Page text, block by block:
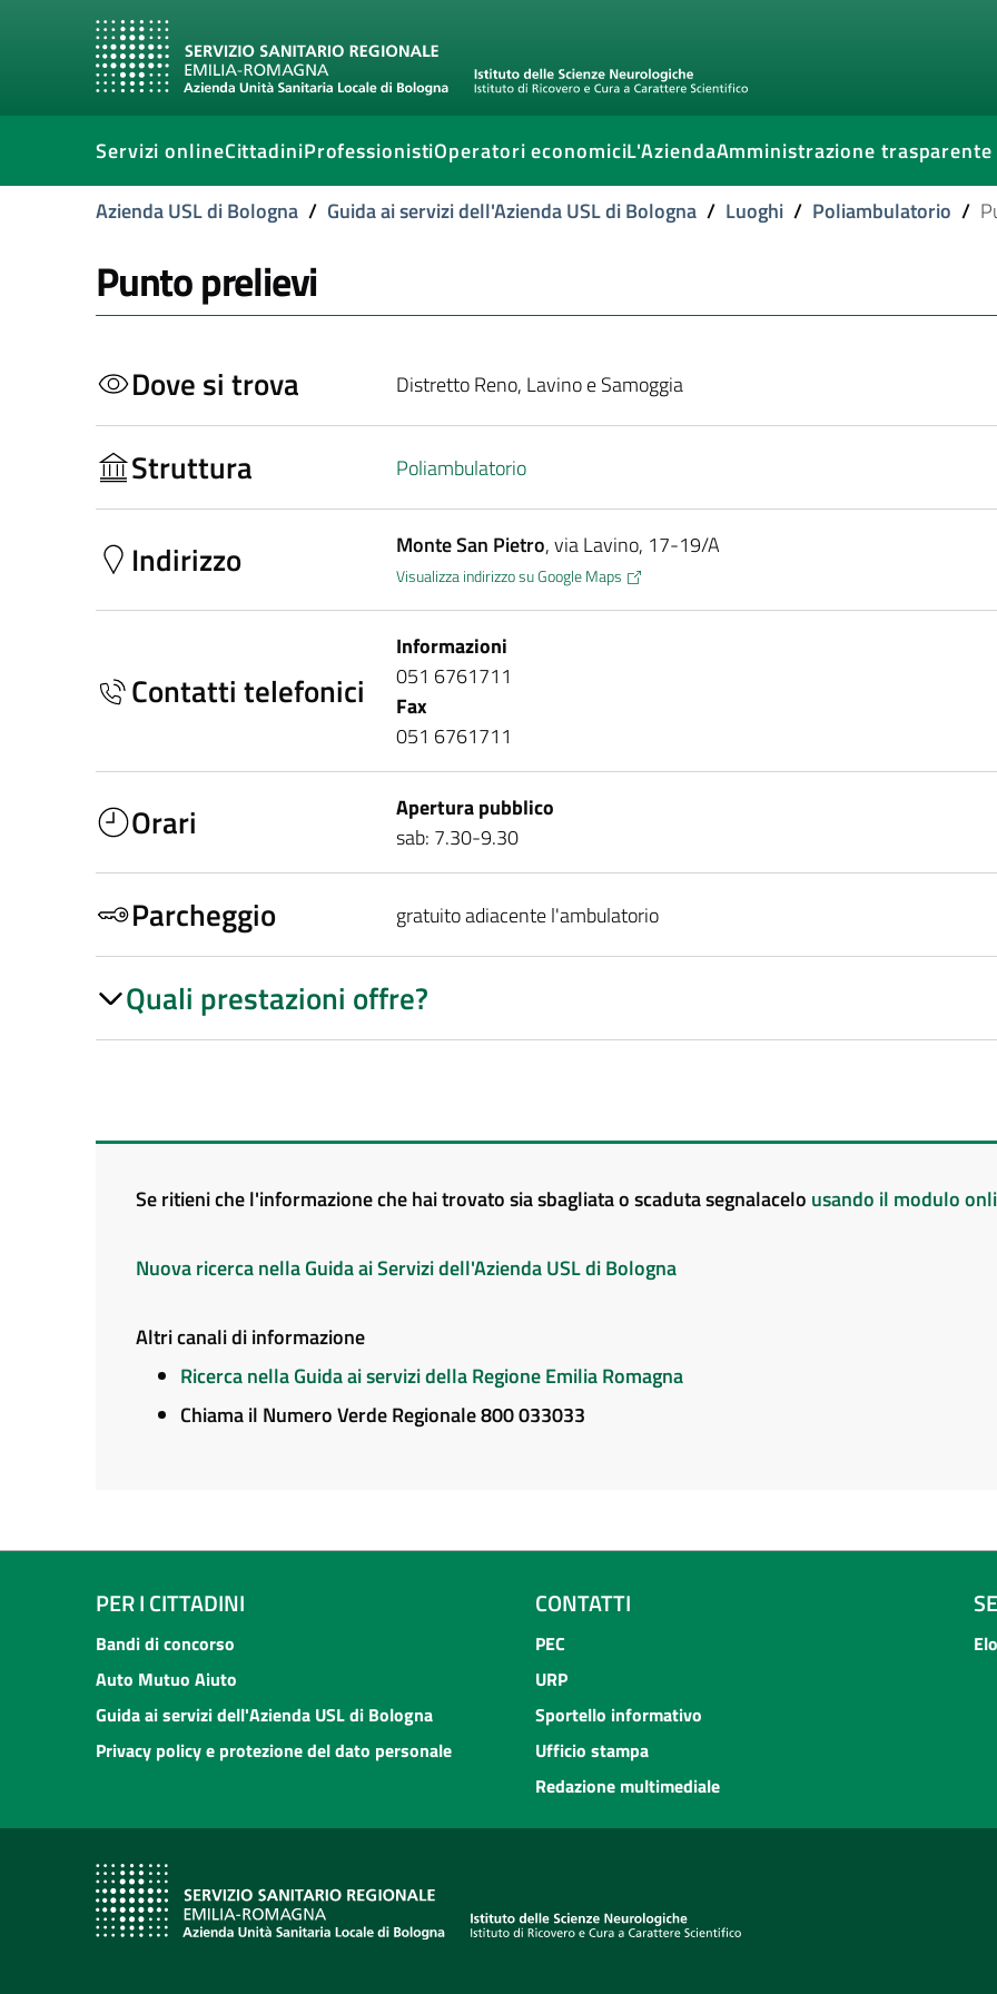
Servizi onlineCittadiniProfessionistiOperatori economiciL'AziendaAmministrazione trasparente
Azienda USL di Bologna / Guida ai servizi dell'Azienda USL di Bologna / Luoghi / Poliambulatorio /
Punto prelievi
Dove si trova Distretto Reno, Lavino e Samoggia
Struttura Poliambulatorio
Indirizzo Monte San Pietro, via Lavino, 17-19/A
Visualizza indirizzo su Google Maps
Contatti telefonici
Informazioni
051 6761711
Fax
051 6761711
Orari
Apertura pubblico
sab: 7.30-9.30
Parcheggio gratuito adiacente l'ambulatorio
Quali prestazioni offre?
Se ritieni che l'informazione che hai trovato sia sbagliata o scaduta segnalacelo usando il modulo
Nuova ricerca nella Guida ai Servizi dell'Azienda USL di Bologna
Altri canali di informazione
Ricerca nella Guida ai servizi della Regione Emilia Romagna
Chiama il Numero Verde Regionale 800 033033
PER I CITTADINI
Bandi di concorso
Auto Mutuo Aiuto
Guida ai servizi dell'Azienda USL di Bologna
Privacy policy e protezione del dato personale
CONTATTI
PEC
URP
Sportello informativo
Ufficio stampa
Redazione multimediale